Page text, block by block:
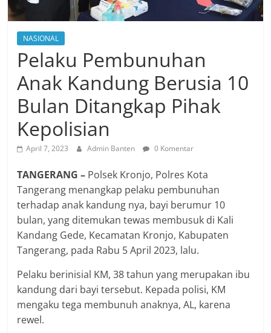
NASIONAL
Pelaku Pembunuhan
Anak Kandung Berusia 10
Bulan Ditangkap Pihak
Kepolisian
April 7, 2023 Admin Banten 0 Komentar
TANGERANG – Polsek Kronjo, Polres Kota
Tangerang menangkap pelaku pembunuhan
terhadap anak kandung nya, bayi berumur 10
bulan, yang ditemukan tewas membusuk di Kali
Kandang Gede, Kecamatan Kronjo, Kabupaten
Tangerang, pada Rabu 5 April 2023, lalu.
Pelaku berinisial KM, 38 tahun yang merupakan ibu
kandung dari bayi tersebut. Kepada polisi, KM
mengaku tega membunuh anaknya, AL, karena
rewel.